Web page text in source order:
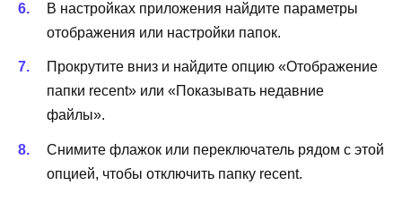
В настройках приложения найдите параметры
отображения или настройки папок.
Прокрутите вниз и найдите опцию «Отображение
папки recent» или «Показывать недавние
файлы».
Снимите флажок или переключатель рядом с этой
опцией, чтобы отключить папку recent.